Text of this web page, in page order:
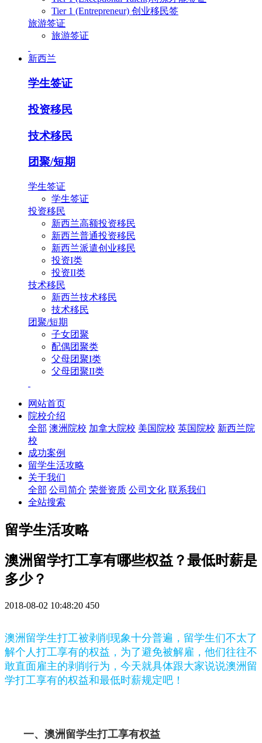
Tier 1 (Entrepreneur) 创业移民签
旅游签证
旅游签证
新西兰
学生签证
投资移民
技术移民
团聚/短期
学生签证
学生签证
投资移民
新西兰高额投资移民
新西兰普通投资移民
新西兰派遣创业移民
投资I类
投资II类
技术移民
新西兰技术移民
技术移民
团聚/短期
子女团聚
配偶团聚类
父母团聚I类
父母团聚II类
网站首页
院校介绍
全部 澳洲院校 加拿大院校 美国院校 英国院校 新西兰院
校
成功案例
留学生活攻略
关于我们
全部 公司简介 荣誉资质 公司文化 联系我们
全站搜索
留学生活攻略
澳洲留学打工享有哪些权益？最低时薪是
多少？
2018-08-02 10:48:20 450
澳洲留学生打工被剥削现象十分普遍，留学生们不太了
解个人打工享有的权益，为了避免被解雇，他们往往不
敢直面雇主的剥削行为，今天就具体跟大家说说澳洲留
学打工享有的权益和最低时薪规定吧！
一、澳洲留学生打工享有权益